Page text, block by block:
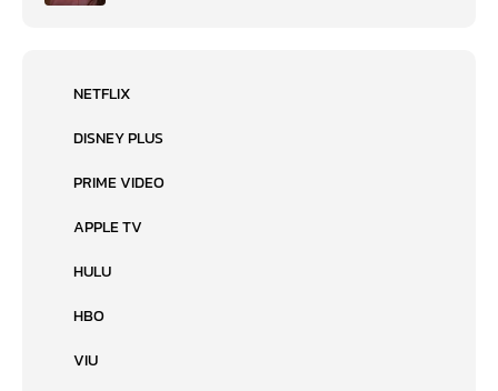
NETFLIX
DISNEY PLUS
PRIME VIDEO
APPLE TV
HULU
HBO
VIU